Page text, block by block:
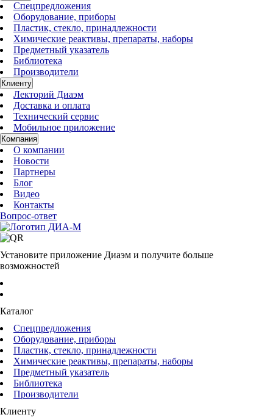
Спецпредложения
Оборудование, приборы
Пластик, стекло, принадлежности
Химические реактивы, препараты, наборы
Предметный указатель
Библиотека
Производители
Клиенту
Лекторий Диаэм
Доставка и оплата
Технический сервис
Мобильное приложение
Компания
О компании
Новости
Партнеры
Блог
Видео
Контакты
Вопрос-ответ
Установите приложение Диаэм и получите больше
возможностей
Каталог
Спецпредложения
Оборудование, приборы
Пластик, стекло, принадлежности
Химические реактивы, препараты, наборы
Предметный указатель
Библиотека
Производители
Клиенту